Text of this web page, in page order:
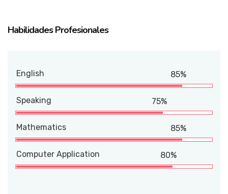
Habilidades Profesionales
English 85%
Speaking 75%
Mathematics 85%
Computer Application 80%